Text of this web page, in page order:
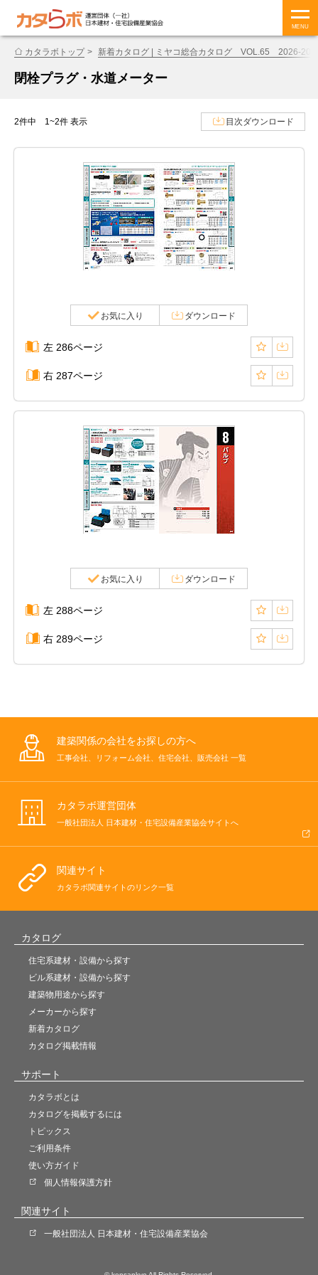
MENU
カタラボトップ 新着カタログ | ミヤコ総合カタログ VOL.65 2026-
閉栓プラグ・水道メーター
2件中 1~2件 表示 目次ダウンロード
お気に入り ダウンロード
左 286ページ
右 287ページ
お気に入り ダウンロード
左 288ページ
右 289ページ
建築関係の会社をお探しの方へ
工事会社、リフォーム会社、住宅会社、販売会社 一覧
カタラボ運営団体
一般社団法人 日本建材・住宅設備産業協会サイトへ
関連サイト
カタラボ関連サイトのリンク一覧
カタログ
住宅系建材・設備から探す
ビル系建材・設備から探す
建築物用途から探す
メーカーから探す
新着カタログ
カタログ掲載情報
サポート
カタラボとは
カタログを掲載するには
トピックス
ご利用条件
使い方ガイド
個人情報保護方針
関連サイト
一般社団法人 日本建材・住宅設備産業協会